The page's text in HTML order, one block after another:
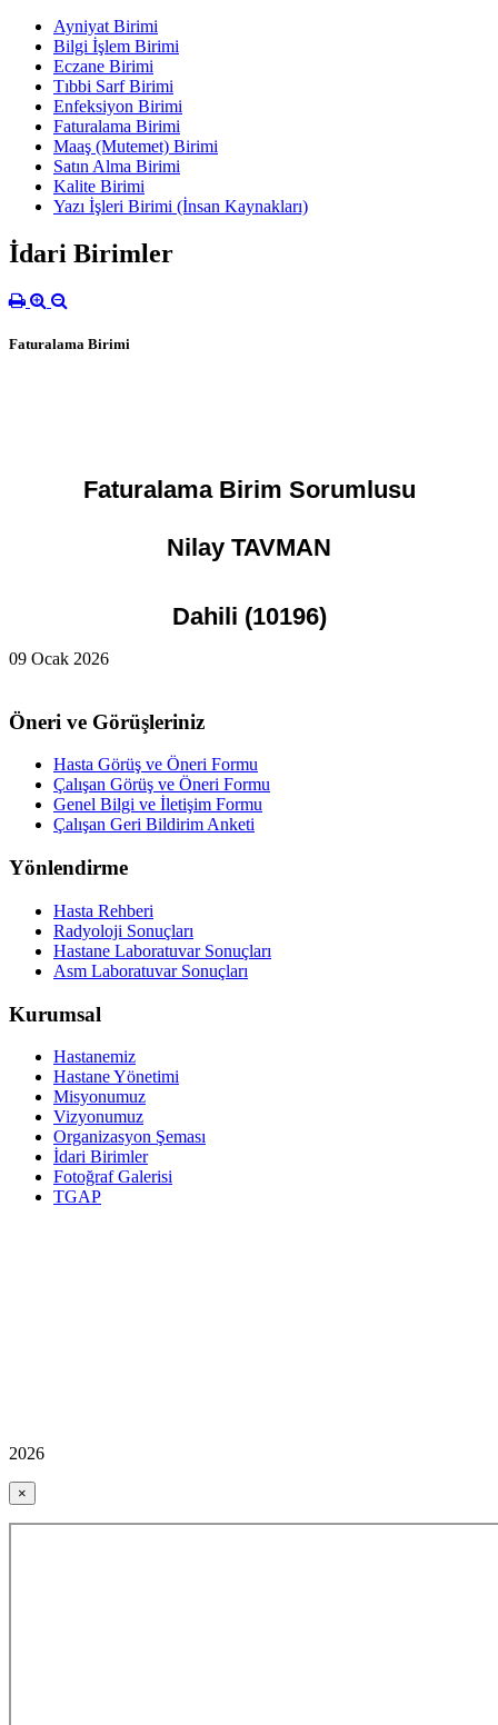
Ayniyat Birimi
Bilgi İşlem Birimi
Eczane Birimi
Tıbbi Sarf Birimi
Enfeksiyon Birimi
Faturalama Birimi
Maaş (Mutemet) Birimi
Satın Alma Birimi
Kalite Birimi
Yazı İşleri Birimi (İnsan Kaynakları)
İdari Birimler
Faturalama Birimi
Faturalama Birim Sorumlusu
Nilay TAVMAN
Dahili (10196)
09 Ocak 2026
Öneri ve Görüşleriniz
Hasta Görüş ve Öneri Formu
Çalışan Görüş ve Öneri Formu
Genel Bilgi ve İletişim Formu
Çalışan Geri Bildirim Anketi
Yönlendirme
Hasta Rehberi
Radyoloji Sonuçları
Hastane Laboratuvar Sonuçları
Asm Laboratuvar Sonuçları
Kurumsal
Hastanemiz
Hastane Yönetimi
Misyonumuz
Vizyonumuz
Organizasyon Şeması
İdari Birimler
Fotoğraf Galerisi
TGAP
2026
×